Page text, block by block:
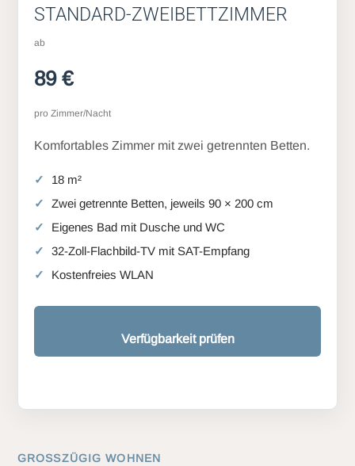
STANDARD-ZWEIBETTZIMMER
ab
89 €
pro Zimmer/Nacht
Komfortables Zimmer mit zwei getrennten Betten.
18 m²
Zwei getrennte Betten, jeweils 90 × 200 cm
Eigenes Bad mit Dusche und WC
32-Zoll-Flachbild-TV mit SAT-Empfang
Kostenfreies WLAN
Verfügbarkeit prüfen
GROSSZÜGIG WOHNEN